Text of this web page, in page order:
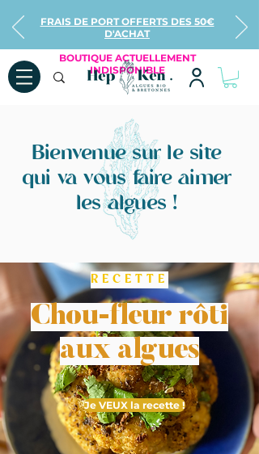
FRAIS DE PORT OFFERTS DES 50€
D'ACHAT
BOUTIQUE ACTUELLEMENT
INDISPONIBLE
Bienvenue sur le site
qui va vous faire aimer
les algues !
R E C E T T E
Chou-fleur rôti
aux algues
Je VEUX la recette !